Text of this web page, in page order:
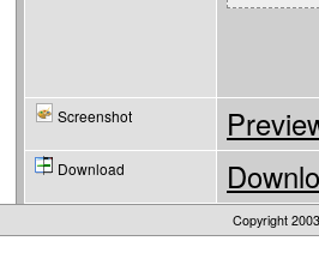
Screenshot
Download
Copyright